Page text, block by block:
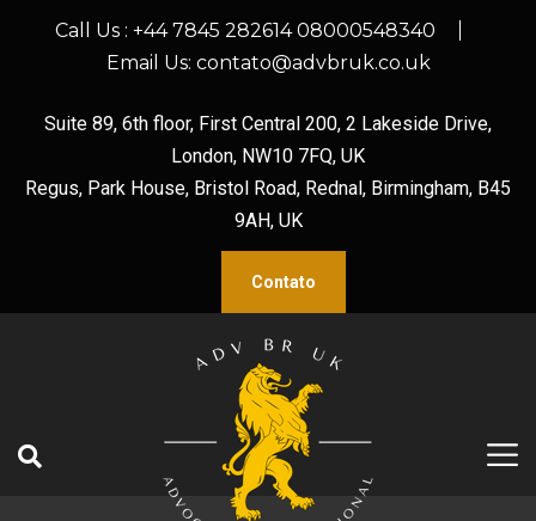
Call Us : +44 7845 282614 08000548340
Email Us: contato@advbruk.co.uk
Suite 89, 6th floor, First Central 200, 2 Lakeside Drive,
London, NW10 7FQ, UK
Regus, Park House, Bristol Road, Rednal, Birmingham, B45
9AH, UK
Contato